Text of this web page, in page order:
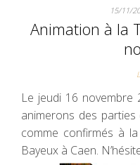
15/11/
Animation à la
Le jeudi 16
animerons des
comme confirmés à la
Bayeux à Caen.